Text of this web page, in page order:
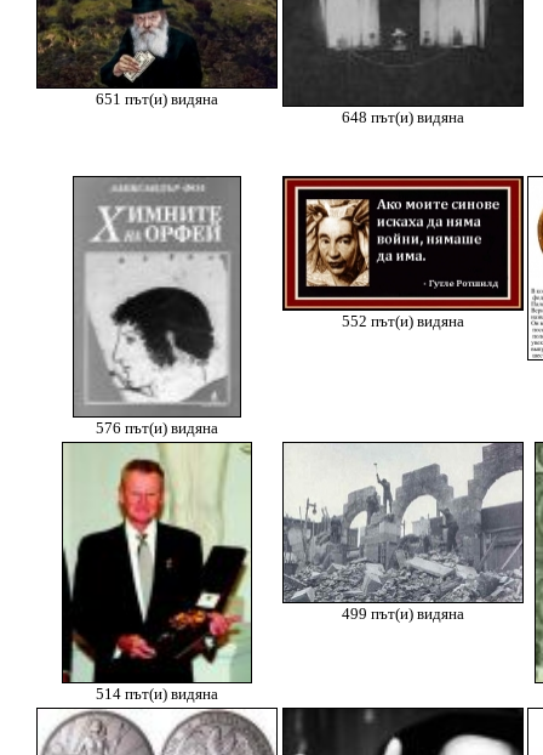
651 път(и) видяна
648 път(и) видяна
576 път(и) видяна
552 път(и) видяна
514 път(и) видяна
499 път(и) видяна